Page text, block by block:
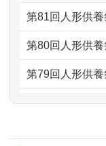
2026/06/29ガラ
子
ました。お...
ので、お願...
供
るのですか？
しょうか？
第81回人形供
第80回人形供
第79回人形供
第78回人形供